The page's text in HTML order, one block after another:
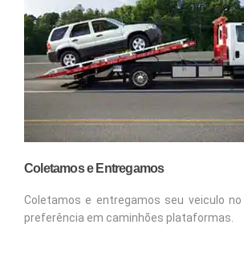
Coletamos e Entregamos
Coletamos e entregamos seu veiculo
preferência em caminhões plataformas.